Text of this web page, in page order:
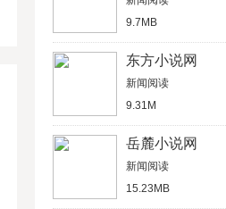
9.7MB
东方小说网
新闻阅读
9.31M
岳麓小说网
新闻阅读
15.23MB